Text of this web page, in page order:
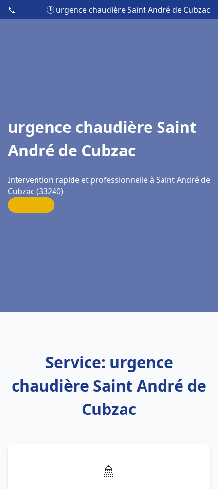
📞 🕒 urgence chaudière Saint André de Cubzac
urgence chaudière Saint
André de Cubzac
Intervention rapide et professionnelle à Saint André de
Cubzac (33240)
Service: urgence
chaudière Saint André de
Cubzac
🚿